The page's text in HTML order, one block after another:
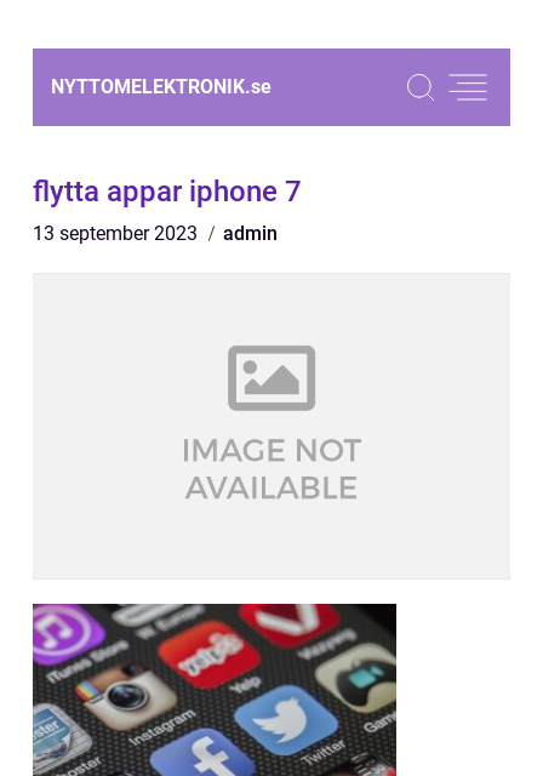
NYTTOMELEKTRONIK.se
flytta appar iphone 7
13 september 2023 admin